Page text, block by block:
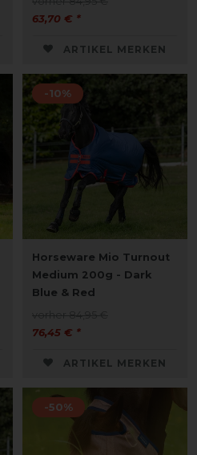
63,70 € *
ARTIKEL MERKEN
-10%
Horseware Mio Turnout
Medium 200g - Dark
Blue & Red
76,45 € *
ARTIKEL MERKEN
-50%